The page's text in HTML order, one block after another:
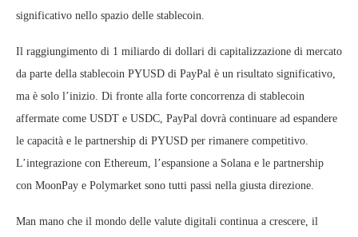
significativo nello spazio delle stablecoin.
Il raggiungimento di 1 miliardo di dollari di capitalizzazione di mercato
da parte della stablecoin PYUSD di PayPal è un risultato significativo,
ma è solo l’inizio. Di fronte alla forte concorrenza di stablecoin
affermate come USDT e USDC, PayPal dovrà continuare ad espandere
le capacità e le partnership di PYUSD per rimanere competitivo.
L’integrazione con Ethereum, l’espansione a Solana e le partnership
con MoonPay e Polymarket sono tutti passi nella giusta direzione.
Man mano che il mondo delle valute digitali continua a crescere, il